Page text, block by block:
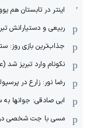
اینتر در تابستان هم
ربیعی و دستیارانش
جذاب‌ترین بازی روز:
نکونام وارد تبریز
رضا نور: زارع در
ابی صادقی: جوانها به
مسی با جت شخصی در